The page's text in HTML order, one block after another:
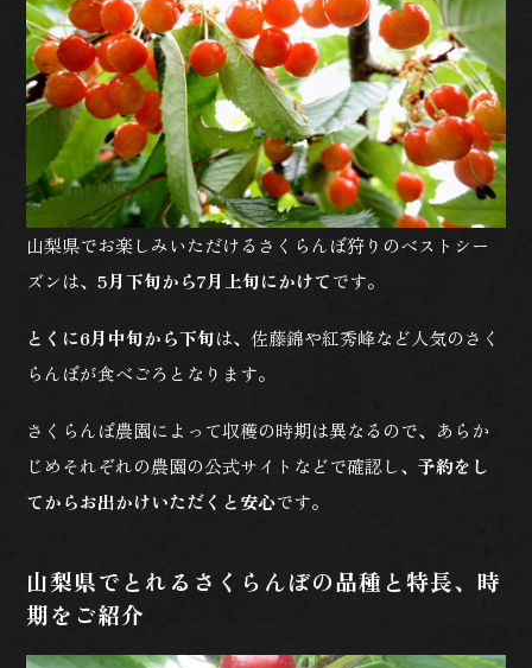
山梨県でお楽しみいただけるさくらんぼ狩りのベストシー
ズンは、5月下旬から7月上旬にかけてです。
とくに6月中旬から下旬は、佐藤錦や紅秀峰など人気のさく
らんぼが食べごろとなります。
さくらんぼ農園によって収穫の時期は異なるので、あらか
じめそれぞれの農園の公式サイトなどで確認し、予約をし
てからお出かけいただくと安心です。
山梨県でとれるさくらんぼの品種と特長、時
期をご紹介